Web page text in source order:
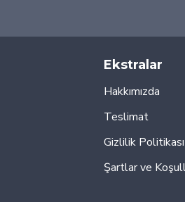
Ekstralar
Hakkımızda
Teslimat
Gizlilik Politikası
Şartlar ve